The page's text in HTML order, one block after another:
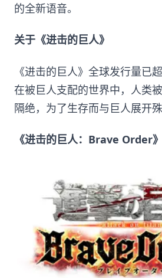
的全新语音。
关于《进击的巨人》
《进击的巨人》全球发行量已
在被巨人支配的世界中，人类
隔绝，为了生存而与巨人展开
《进击的巨人：Brave Order